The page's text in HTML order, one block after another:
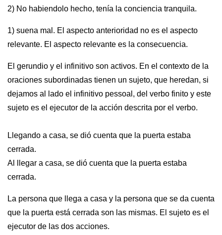
2) No habiendolo hecho, tenía la conciencia tranquila.
1) suena mal. El aspecto anterioridad no es el aspecto
relevante. El aspecto relevante es la consecuencia.
El gerundio y el infinitivo son activos. En el contexto de la
oraciones subordinadas tienen un sujeto, que heredan, si
dejamos al lado el infinitivo pessoal, del verbo finito y este
sujeto es el ejecutor de la acción descrita por el verbo.
Llegando a casa, se dió cuenta que la puerta estaba
cerrada.
Al llegar a casa, se dió cuenta que la puerta estaba
cerrada.
La persona que llega a casa y la persona que se da cuenta
que la puerta está cerrada son las mismas. El sujeto es el
ejecutor de las dos acciones.